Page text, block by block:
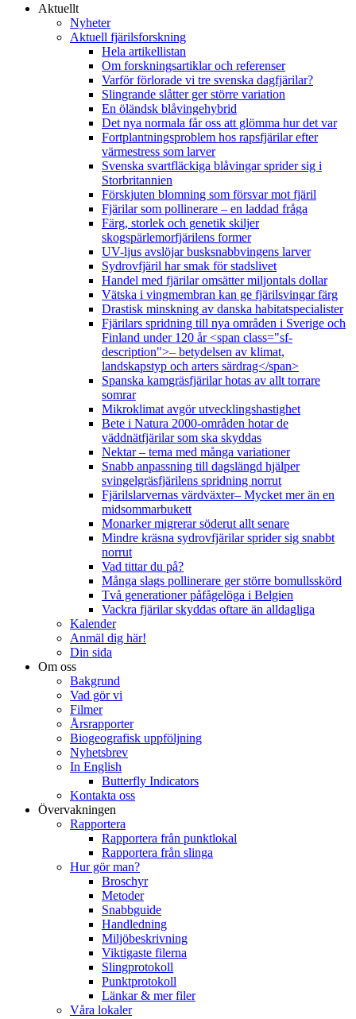
Aktuellt
Nyheter
Aktuell fjärilsforskning
Hela artikellistan
Om forskningsartiklar och referenser
Varför förlorade vi tre svenska dagfjärilar?
Slingrande slåtter ger större variation
En öländsk blåvingehybrid
Det nya normala får oss att glömma hur det var
Fortplantningsproblem hos rapsfjärilar efter
värmestress som larver
Svenska svartfläckiga blåvingar sprider sig i
Storbritannien
Förskjuten blomning som försvar mot fjäril
Fjärilar som pollinerare – en laddad fråga
Färg, storlek och genetik skiljer
skogspärlemorfjärilens former
UV-ljus avslöjar busksnabbvingens larver
Sydrovfjäril har smak för stadslivet
Handel med fjärilar omsätter miljontals dollar
Vätska i vingmembran kan ge fjärilsvingar färg
Drastisk minskning av danska habitatspecialister
Fjärilars spridning till nya områden i Sverige och
Finland under 120 år <span class="sf-
description">– betydelsen av klimat,
landskapstyp och arters särdrag</span>
Spanska kamgräsfjärilar hotas av allt torrare
somrar
Mikroklimat avgör utvecklingshastighet
Bete i Natura 2000-områden hotar de
väddnätfjärilar som ska skyddas
Nektar – tema med många variationer
Snabb anpassning till dagslängd hjälper
svingelgräsfjärilens spridning norrut
Fjärilslarvernas värdväxter– Mycket mer än en
midsommarbukett
Monarker migrerar söderut allt senare
Mindre kräsna sydrovfjärilar sprider sig snabbt
norrut
Vad tittar du på?
Många slags pollinerare ger större bomullsskörd
Två generationer påfågelöga i Belgien
Vackra fjärilar skyddas oftare än alldagliga
Kalender
Anmäl dig här!
Din sida
Om oss
Bakgrund
Vad gör vi
Filmer
Årsrapporter
Biogeografisk uppföljning
Nyhetsbrev
In English
Butterfly Indicators
Kontakta oss
Övervakningen
Rapportera
Rapportera från punktlokal
Rapportera från slinga
Hur gör man?
Broschyr
Metoder
Snabbguide
Handledning
Miljöbeskrivning
Viktigaste filerna
Slingprotokoll
Punktprotokoll
Länkar & mer filer
Våra lokaler